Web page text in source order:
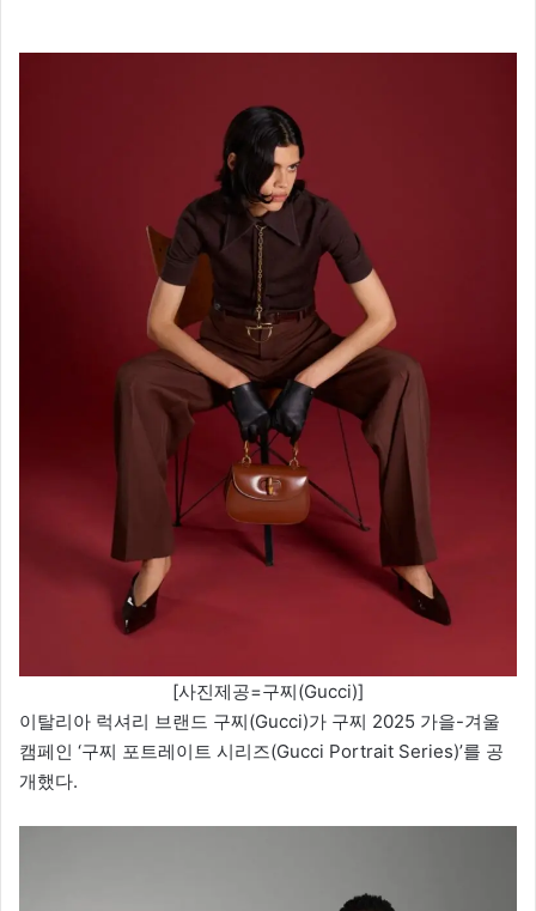
[사진제공=구찌(Gucci)]
이탈리아 럭셔리 브랜드 구찌(Gucci)가 구찌 2025 가을-겨울
캠페인 ‘구찌 포트레이트 시리즈(Gucci Portrait Series)’를 공
개했다.